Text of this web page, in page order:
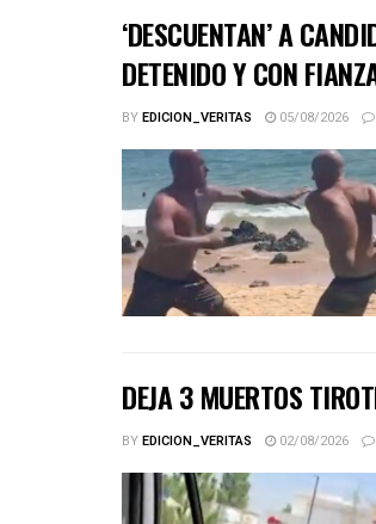
‘DESCUENTAN’ A
DETENIDO Y CON
BYEDICION_VERITAS 05/08/2026
DEJA 3 MUERTOS
BYEDICION_VERITAS 02/08/2026